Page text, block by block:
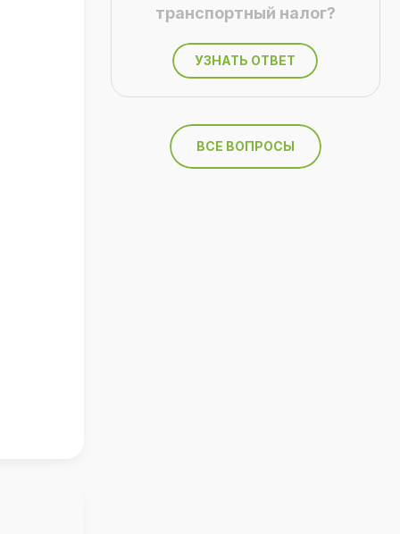
транспортный налог?
УЗНАТЬ ОТВЕТ
ВСЕ ВОПРОСЫ